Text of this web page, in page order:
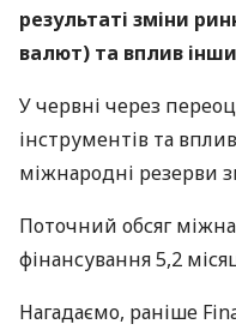
результаті зміни
валют) та вплив
У червні через
інструментів та
міжнародні резерви
Поточний обсяг
фінансування 5,2
Нагадаємо, раніше